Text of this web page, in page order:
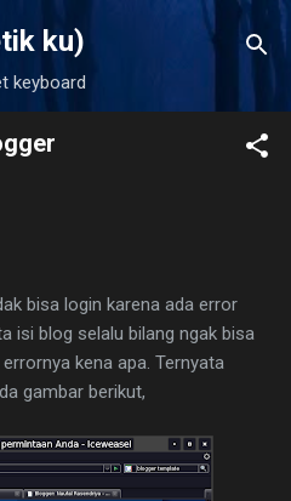
konten utama
ku)
keyboard
bisa login karena ada error
isi blog selalu bilang ngak bisa
kena apa. Ternyata
gambar berikut,